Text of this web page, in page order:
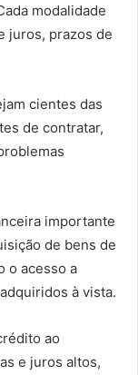
modalidade
juros, prazos de
cientes das
de contratar,
importante
de bens de
o acesso a
à vista.
ao
e juros altos,